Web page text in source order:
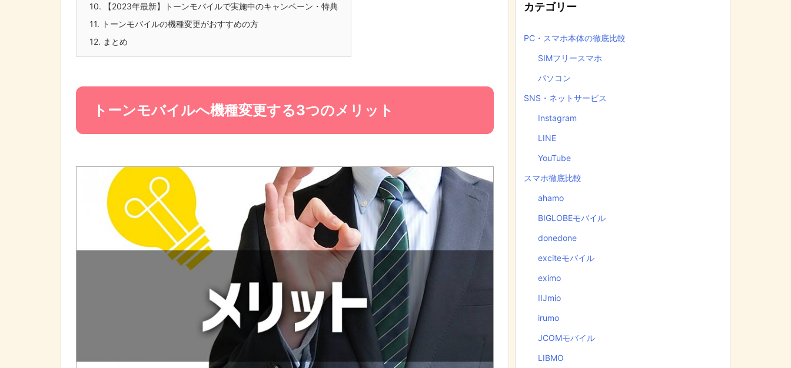
10. 【2023年最新】トーンモバイルで実施中のキャンペーン・特典
11. トーンモバイルの機種変更がおすすめの方
12. まとめ
トーンモバイルへ機種変更する3つのメリット
カテゴリー
PC・スマホ本体の徹底比較
SIMフリースマホ
パソコン
SNS・ネットサービス
Instagram
LINE
YouTube
スマホ徹底比較
ahamo
BIGLOBEモバイル
donedone
exciteモバイル
eximo
IIJmio
irumo
JCOMモバイル
LIBMO